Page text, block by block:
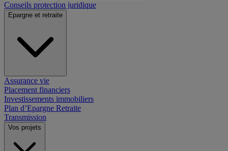
Conseils protection juridique
Epargne et retraite
Assurance vie
Placement financiers
Investissements immobiliers
Plan d’Epargne Retraite
Transmission
Vos projets